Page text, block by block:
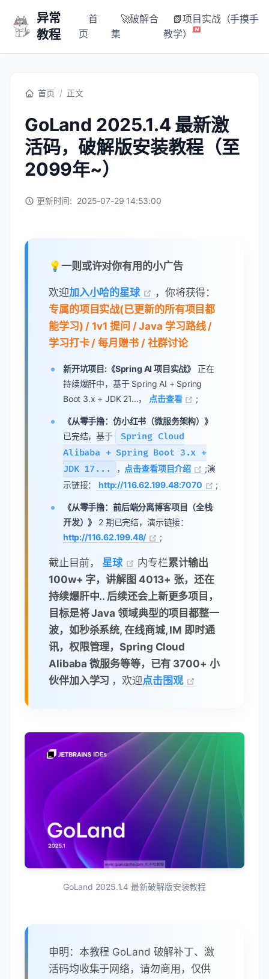
异常
教程
首
页
🚀破解合
集
📗项目实战（手摸手
教学）
首页 / 正文
GoLand 2025.1.4 最新激
活码，破解版安装教程（至
2099年~）
更新时间: 2025-07-29 14:53:00
💡一则或许对你有用的小广告
欢迎加入小哈的星球
，你将获得：
专属的项目实战(已更新的所有项目都
能学习) / 1v1 提问 / Java 学习路线 /
学习打卡 / 每月赠书 / 社群讨论
新开坑项目:《Spring AI 项目实战》
正在
持续爆肝中，基于 Spring AI + Spring
Boot 3.x + JDK 21...，
点击查看 ;
《从零手撸：仿小红书（微服务架构）》
已完结，基于
Spring Cloud
Alibaba + Spring Boot 3.x +
JDK 17...
， 点击查看项目介绍
;演
示链接：
http://116.62.199.48:7070 ;
《从零手撸：前后端分离博客项目（全栈
开发）》
2 期已完结，演示链接：
http://116.62.199.48/
;
截止目前， 星球 内专栏累计输出
100w+ 字，讲解图 4013+ 张，还在
持续爆肝中.. 后续还会上新更多项目，
目标是将 Java 领域典型的项目都整一
波，如秒杀系统, 在线商城, IM 即时通
讯，权限管理，Spring Cloud
Alibaba 微服务等等，已有 3700+ 小
伙伴加入学习 ，欢迎点击围观
GoLand 2025.1.4 最新破解版安装教程
申明：本教程 GoLand 破解补丁、激
活码均收集于网络，请勿商用，仅供